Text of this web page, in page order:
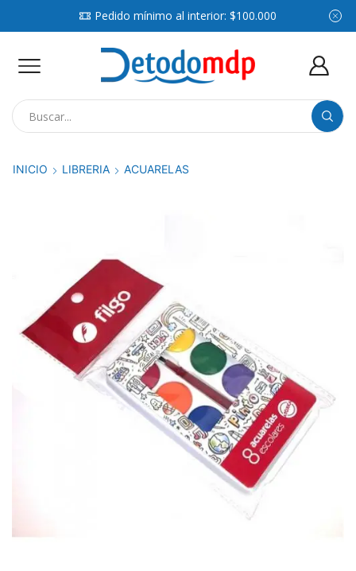
Pedido mínimo al interior: $100.000
INICIO LIBRERIA ACUARELAS